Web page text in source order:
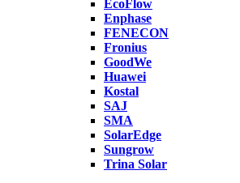
EcoFlow
Enphase
FENECON
Fronius
GoodWe
Huawei
Kostal
SAJ
SMA
SolarEdge
Sungrow
Trina Solar